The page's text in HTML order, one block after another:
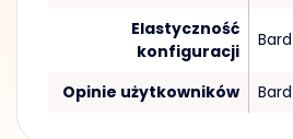
Elastyczność
konfiguracji
Opinie użytkowników